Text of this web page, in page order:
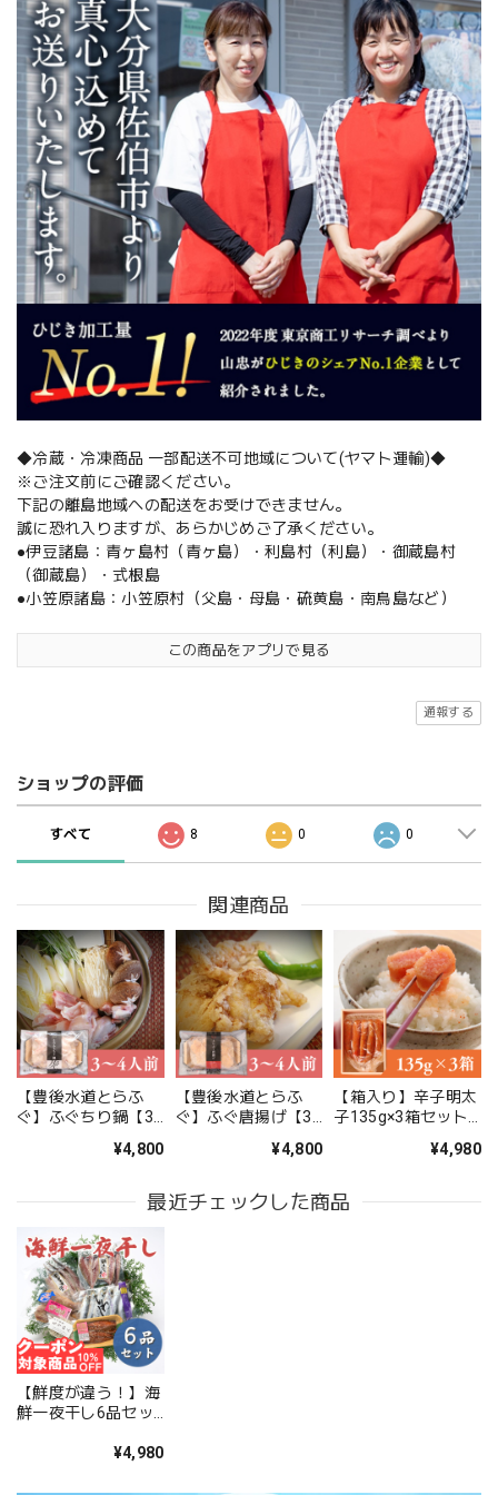
◆冷蔵・冷凍商品 一部配送不可地域について(ヤマト運輸)◆
※ご注文前にご確認ください。
下記の離島地域への配送をお受けできません。
誠に恐れ入りますが、あらかじめご了承ください。
●伊豆諸島：青ヶ島村（青ヶ島）・利島村（利島）・御蔵島村
（御蔵島）・式根島
●小笠原諸島：小笠原村（父島・母島・硫黄島・南鳥島など）
この商品をアプリで見る
通報する
ショップの評価
すべて 8 0 0
関連商品
【豊後水道とらふ
ぐ】ふぐちり鍋【3
料】北海道・沖縄は
¥4,800
【豊後水道とらふ
ぐ】ふぐ唐揚げ【3
料】北海道・沖縄は
¥4,800
【箱入り】辛子明太
子135g×3箱セット
道・沖縄は別途送料
¥4,980
最近チェックした商品
【鮮度が違う！】海
鮮一夜干し6品セッ
道・沖縄は別途送料
¥4,980